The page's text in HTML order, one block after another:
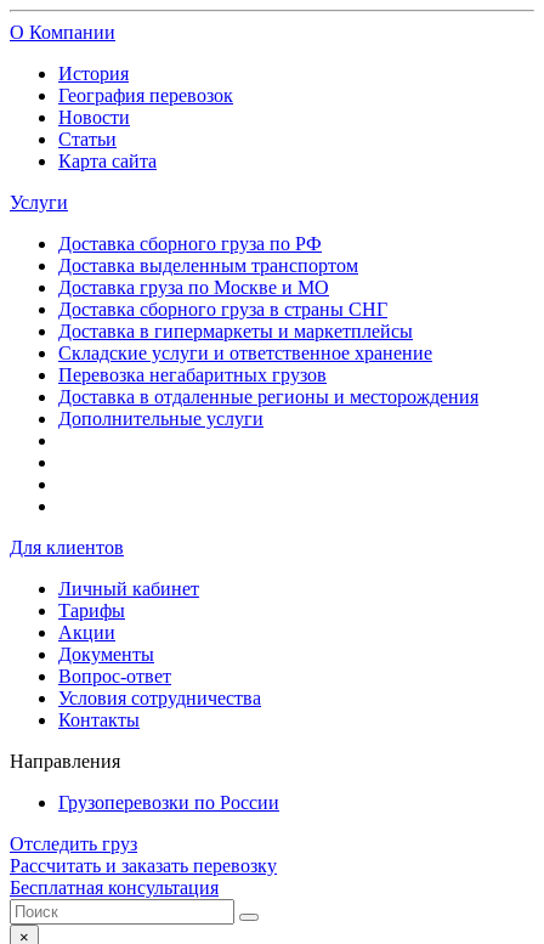
О Компании
История
География перевозок
Новости
Статьи
Карта сайта
Услуги
Доставка сборного груза по РФ
Доставка выделенным транспортом
Доставка груза по Москве и МО
Доставка сборного груза в страны СНГ
Доставка в гипермаркеты и маркетплейсы
Складские услуги и ответственное хранение
Перевозка негабаритных грузов
Доставка в отдаленные регионы и месторождения
Дополнительные услуги
Для клиентов
Личный кабинет
Тарифы
Акции
Документы
Вопрос-ответ
Условия сотрудничества
Контакты
Направления
Грузоперевозки по России
Отследить груз
Рассчитать и заказать перевозку
Бесплатная консультация
×